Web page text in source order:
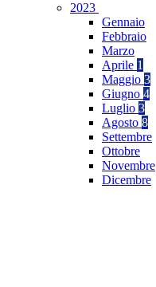
2023
Gennaio
Febbraio
Marzo
Aprile 1
Maggio 3
Giugno 4
Luglio 3
Agosto 8
Settembre
Ottobre
Novembre
Dicembre